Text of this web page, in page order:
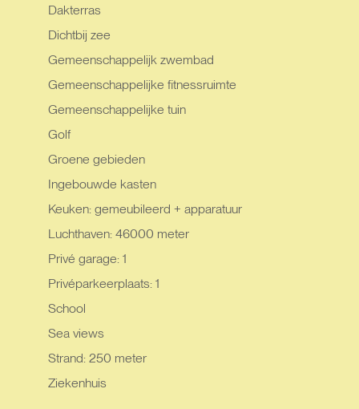
Dakterras
Dichtbij zee
Gemeenschappelijk zwembad
Gemeenschappelijke fitnessruimte
Gemeenschappelijke tuin
Golf
Groene gebieden
Ingebouwde kasten
Keuken: gemeubileerd + apparatuur
Luchthaven: 46000 meter
Privé garage: 1
Privéparkeerplaats: 1
School
Sea views
Strand: 250 meter
Ziekenhuis